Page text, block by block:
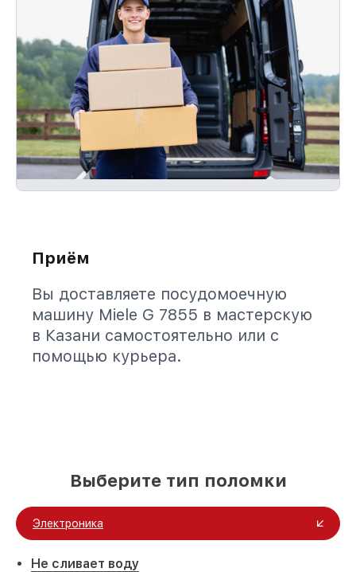
Приём
Вы доставляете посудомоечную
машину Miele G 7855 в мастерскую
в Казани самостоятельно или с
помощью курьера.
Выберите тип поломки
Электроника
Не сливает воду